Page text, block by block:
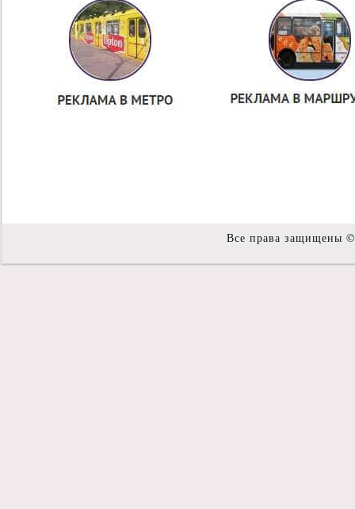
Все права защищены